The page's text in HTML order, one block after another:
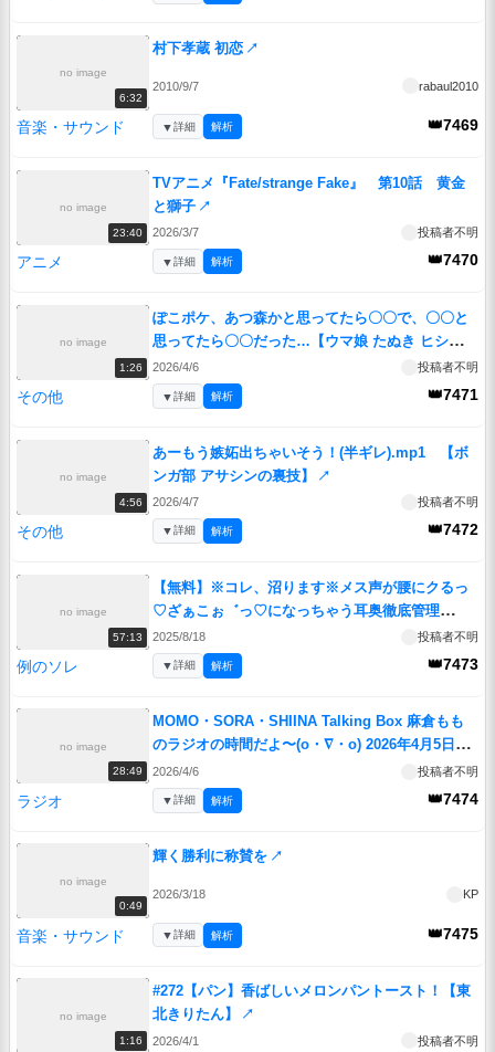
no image
6:32
村下孝蔵 初恋 ↗
2010/9/7 rabaul2010
音楽・サウンド 👑7469
▼詳細 解析
no image
23:40
TVアニメ『Fate/strange Fake』 第10話 黄金
と獅子 ↗
2026/3/7 投稿者不明
アニメ 👑7470
▼詳細 解析
no image
1:26
ぽこポケ、あつ森かと思ってたら〇〇で、〇〇と
思ってたら〇〇だった…【ウマ娘 たぬき ヒシミラ
クル ダンツフレーム ぽこあポケモン】
↗
2026/4/6 投稿者不明
その他 👑7471
▼詳細 解析
no image
4:56
あーもう嫉妬出ちゃいそう！(半ギレ).mp1 【ボ
ンガ部 アサシンの裏技】
↗
2026/4/7 投稿者不明
その他 👑7472
▼詳細 解析
no image
57:13
【無料】※コレ、沼ります※メス声が腰にクるっ
♡ざぁこぉ゛っ♡になっちゃう耳奥徹底管理
ASMR♡ 【猫田ぺぺろ/本多ぽこ/狼ノ宮ヒナギ
ク】#どすあにお゛っ盆のASMRリレー
2025/8/18 投稿者不明
例のソレ 👑7473
▼詳細 解析
no image
28:49
MOMO・SORA・SHIINA Talking Box 麻倉もも
のラジオの時間だよ〜(o・∇・o) 2026年4月5日
#405↗
2026/4/6 投稿者不明
ラジオ 👑7474
▼詳細 解析
no image
0:49
輝く勝利に称賛を ↗
2026/3/18 KP
音楽・サウンド 👑7475
▼詳細 解析
no image
1:16
#272【パン】香ばしいメロンパントースト！【東
北きりたん】
↗
2026/4/1 投稿者不明